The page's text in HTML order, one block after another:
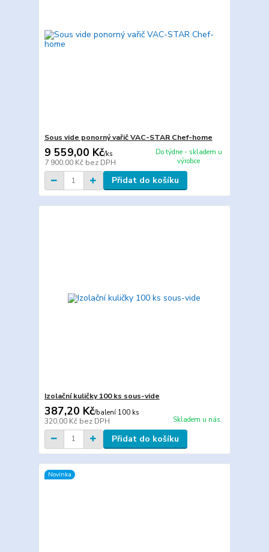
Sous vide ponorný vařič VAC-STAR Chef-home
9 559,00 Kč/ks
7 900,00 Kč bez DPH
Do týdne - skladem u
výrobce
Přidat do košíku
Izolační kuličky 100 ks sous-vide
387,20 Kč/balení 100 ks
320,00 Kč bez DPH Skladem u nás.
Přidat do košíku
Novinka